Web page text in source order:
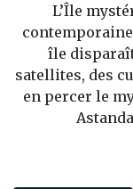
L’Île
île
satellites, des
en percer le